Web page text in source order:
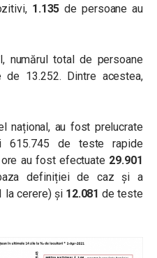
1.135 de persoane au
numărul total de persoane
de 13.252. Dintre acestea,
național, au fost prelucrate
615.745 de teste rapide
au fost efectuate 29.901
definiției de caz și a
la cerere) și 12.081 de teste